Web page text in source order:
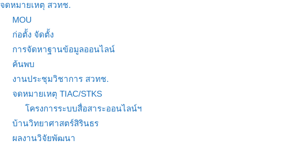
จดหมายเหตุ สวทช.
MOU
ก่อตั้ง จัดตั้ง
การจัดหาฐานข้อมูลออนไลน์
ค้นพบ
งานประชุมวิชาการ สวทช.
จดหมายเหตุ TIAC/STKS
โครงการระบบสื่อสาระออนไลน์ฯ
บ้านวิทยาศาสตร์สิรินธร
ผลงานวิจัยพัฒนา